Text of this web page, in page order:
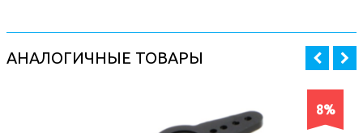
АНАЛОГИЧНЫЕ ТОВАРЫ
8%